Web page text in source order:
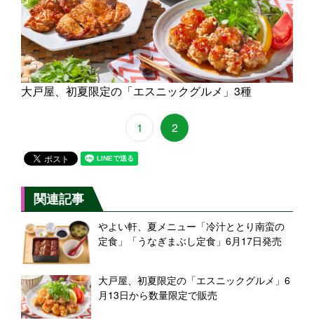
大戸屋、初夏限定の「エスニックグルメ」3種
1 2
関連記事
やよい軒、夏メニュー「冷汁ととり南蛮の
定食」「うなぎまぶし定食」6月17日発売
大戸屋、初夏限定の「エスニックグルメ」6
月13日から数量限定で販売